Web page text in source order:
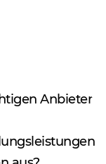
Anbieter